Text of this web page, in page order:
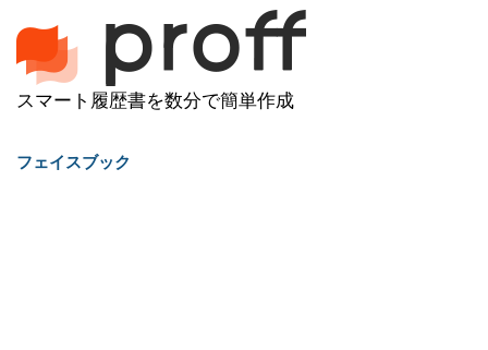
スマート履歴書を数分で簡単作成
フェイスブック